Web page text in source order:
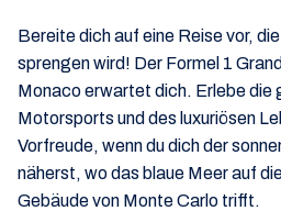
Bereite dich auf eine Reise vor,
sprengen wird! Der Formel 1
Monacoerwartet dich. Erlebe die
Motorsports und des luxuriösen
Vorfreude, wenn du dich der
näherst, wo das blaue Meer auf
Gebäude von Monte Carlo trifft.